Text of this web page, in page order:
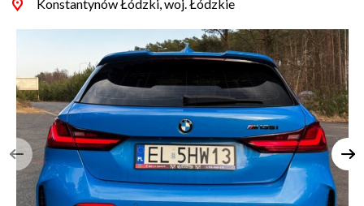
Konstantynów Łódzki, woj. Łódzkie